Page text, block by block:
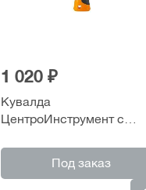
1 020 ₽
Кувалда
ЦентроИнструмент с
рукояткой 1000 гр.
Под заказ